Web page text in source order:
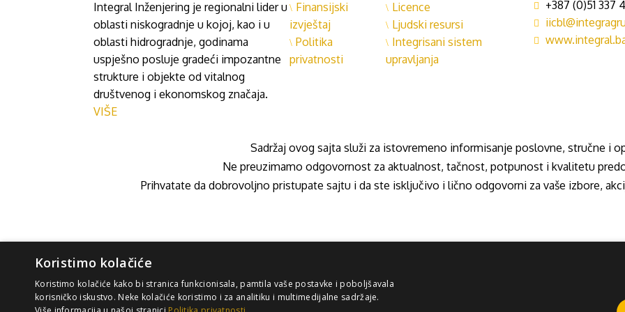
Integral Inženjering je regionalni lider u
oblasti niskogradnje u kojoj, kao i u
oblasti hidrogradnje, godinama
uspješno posluje gradeći impozantne
strukture i objekte od vitalnog
društvenog i ekonomskog značaja.
VIŠE
Finansijski
izvještaj
Politika
privatnosti
Licence
Ljudski resursi
Integrisani sistem
upravljanja
+387 (0)51 337
Sadržaj ovog sajta služi za istovremeno informisanje poslovne, stručne i
Ne preuzimamo odgovornost za aktualnost, tačnost, potpunost i kvalitetu
Prihvatate da dobrovoljno pristupate sajtu i da ste isključivo i lično odgovorni za vaše izbore,
Koristimo kolačiće
Koristimo kolačiće kako bi stranica funkcionisala, pamtila vaše postavke i poboljšavala
korisničko iskustvo. Neke kolačiće koristimo i za analitiku i multimedijalne sadržaje.